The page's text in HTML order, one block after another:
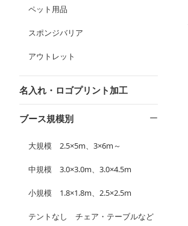
ペット用品
スポンジバリア
アウトレット
名入れ・ロゴプリント加工
ブース規模別
大規模 2.5×5m、3×6m～
中規模 3.0×3.0m、3.0×4.5m
小規模 1.8×1.8m、2.5×2.5m
テントなし チェア・テーブルなど